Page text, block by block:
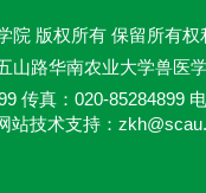
院 版权所有 保留所有权
山路华南农业大学兽医
传真：020-85284899
站技术支持：